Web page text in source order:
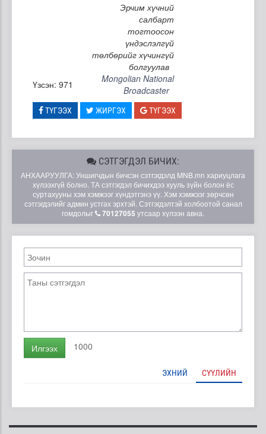
Эрчим хүчний
салбарт
тогтоосон
үндэслэлгүй
төлбөрийг хүчингүй
болгуулав
Үзсэн: 971
Mongolian National
Broadcaster
ТҮГЭЭХ ЖИРГЭХ ТҮГЭЭХ
СЭТГЭГДЭЛ БИЧИХ:
АНХААРУУЛГА: Уншигчдын бичсэн сэтгэгдэлд MNB.mn хариуцлага
хүлээхгүй болно. ТА сэтгэгдэл бичихдээ хууль зүйн болон ёс
суртахууны хэм хэмжээг хүндэтгэнэ үү. Хэм хэмжээг зөрчсөн
сэтгэгдэлийг админ устгах эрхтэй. Сэтгэгдэлтэй холбоотой санал
гомдолыг
70127055 утсаар хүлээн авна.
Илгээх 1000
ЭХНИЙ СҮҮЛИЙН